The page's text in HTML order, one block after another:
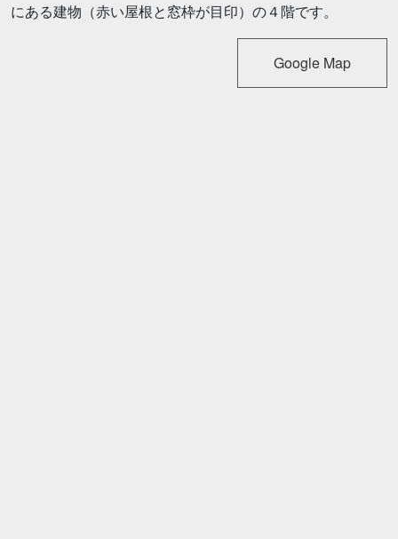
にある建物（赤い屋根と窓枠が目印）の４階です。
Google Map